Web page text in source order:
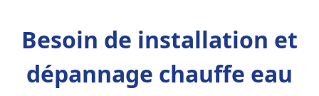
Besoin de installation et
dépannage chauffe eau